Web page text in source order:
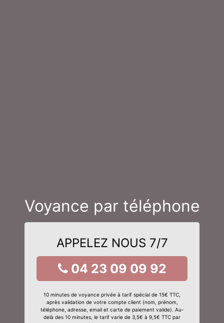
Voyance par téléphone
APPELEZ NOUS 7/7
04 23 09 09 92
10 minutes de voyance privée à tarif spécial de 15€ TTC,
après validation de votre compte client (nom, prénom,
téléphone, adresse, email et carte de paiement valide). Au-
delà des 10 minutes, le tarif varie de 3,5€ à 9,5€ TTC par